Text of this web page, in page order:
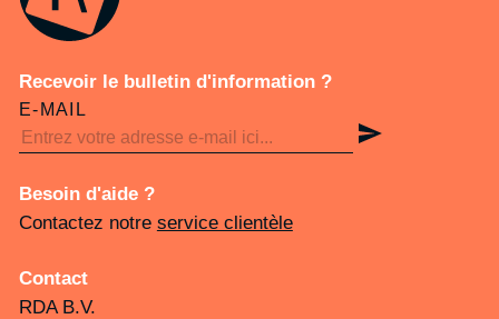
Recevoir le bulletin d'information ?
E-MAIL
Besoin d'aide ?
Contactez notre service clientèle
Contact
RDA B.V.